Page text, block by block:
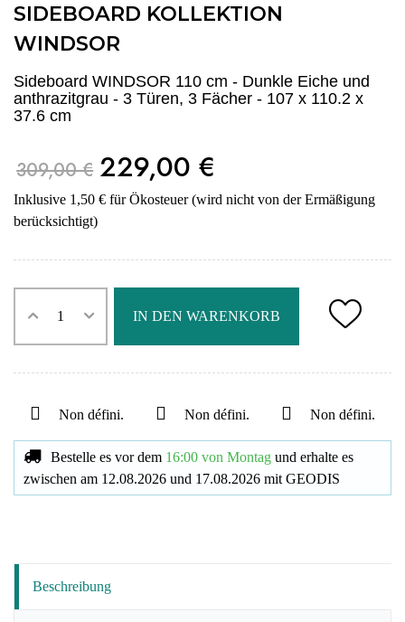
SIDEBOARD KOLLEKTION
WINDSOR
Sideboard WINDSOR 110 cm - Dunkle Eiche und
anthrazitgrau - 3 Türen, 3 Fächer - 107 x 110.2 x
37.6 cm
309,00 € 229,00 €
Inklusive 1,50 € für Ökosteuer (wird nicht von der Ermäßigung
berücksichtigt)
IN DEN WARENKORB
Non défini. Non défini. Non défini.
Bestelle es vor dem 16:00 von Montag und erhalte es
zwischen am 12.08.2026 und 17.08.2026 mit GEODIS
Beschreibung